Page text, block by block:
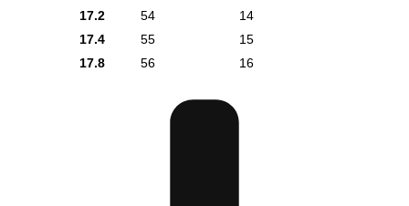
17.2
54
14
17.4
55
15
17.8
56 16